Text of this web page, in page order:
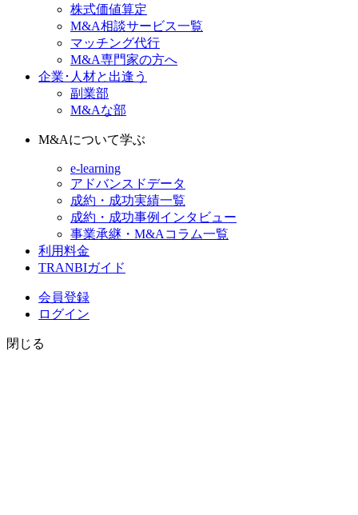
株式価値算定
M&A相談サービス一覧
マッチング代行
M&A専門家の方へ
企業･人材と出逢う
副業部
M&Aな部
M&Aについて学ぶ
e-learning
アドバンスドデータ
成約・成功実績一覧
成約・成功事例インタビュー
事業承継・M&Aコラム一覧
利用料金
TRANBIガイド
会員登録
ログイン
閉じる